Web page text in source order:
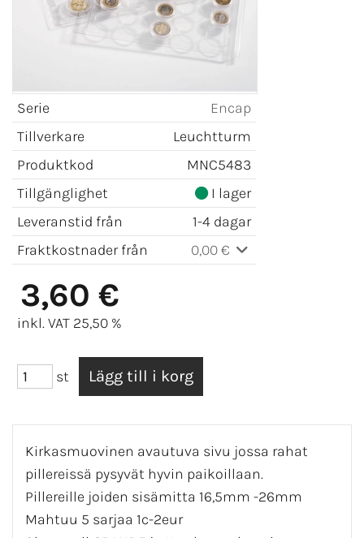
Serie
Encap
Tillverkare
Leuchtturm
Produktkod
MNC5483
Tillgänglighet
I lager
Leveranstid från
1-4 dagar
Fraktkostnader från
0,00 €
3,60 €
inkl. VAT 25,50 %
st
Kirkasmuovinen avautuva sivu jossa rahat
pillereissä pysyvät hyvin paikoillaan.
Pillereille joiden sisämitta 16,5mm -26mm
Mahtuu 5 sarjaa 1c-2eur